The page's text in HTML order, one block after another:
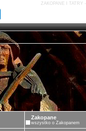
ZAKOPANE I TATRY
Zakopane
wszystko o Zakopanem